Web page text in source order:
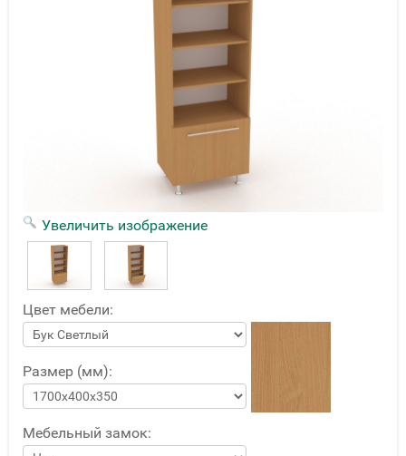
Увеличить изображение
Цвет мебели:
Размер (мм):
Мебельный замок: